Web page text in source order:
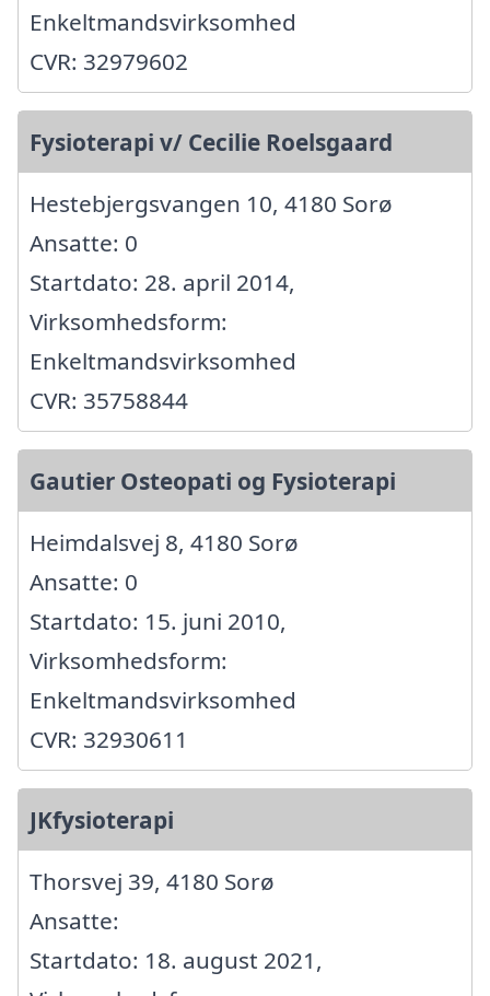
Enkeltmandsvirksomhed
CVR: 32979602
Fysioterapi v/ Cecilie Roelsgaard
Hestebjergsvangen 10, 4180 Sorø
Ansatte: 0
Startdato: 28. april 2014,
Virksomhedsform:
Enkeltmandsvirksomhed
CVR: 35758844
Gautier Osteopati og Fysioterapi
Heimdalsvej 8, 4180 Sorø
Ansatte: 0
Startdato: 15. juni 2010,
Virksomhedsform:
Enkeltmandsvirksomhed
CVR: 32930611
JKfysioterapi
Thorsvej 39, 4180 Sorø
Ansatte:
Startdato: 18. august 2021,